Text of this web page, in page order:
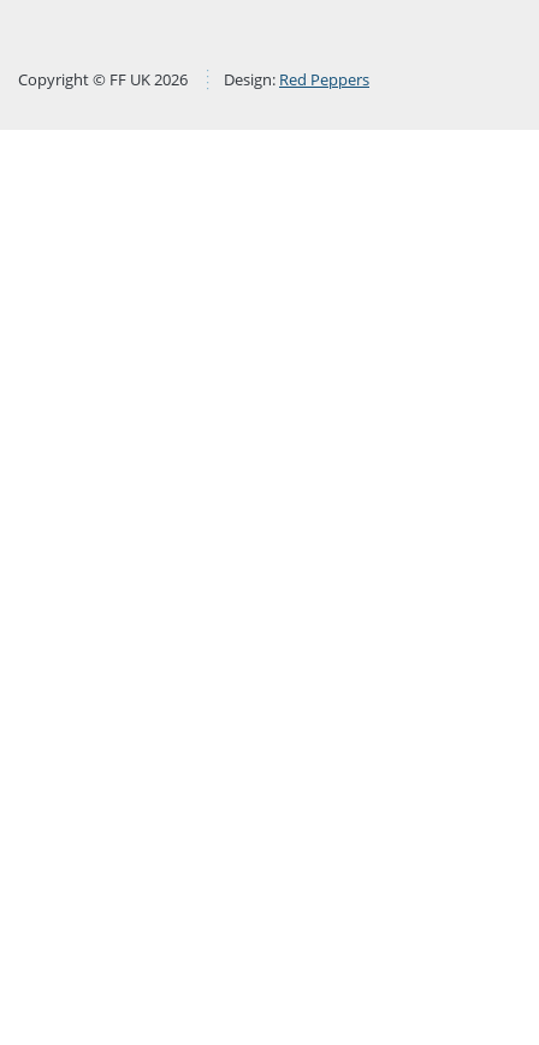
Copyright © FF UK 2026 Design: Red Peppers